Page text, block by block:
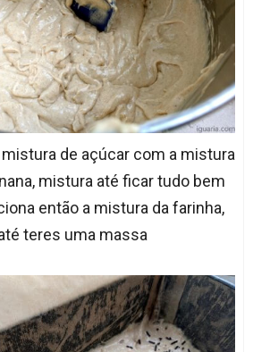
de açúcar com a mistura
mistura até ficar tudo bem
então a mistura da farinha,
teres uma massa